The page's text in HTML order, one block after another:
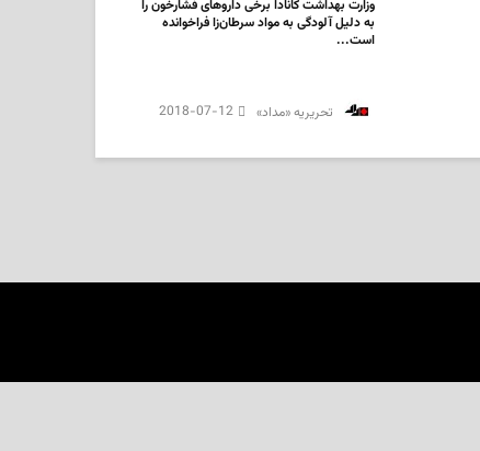
وزارت بهداشت کانادا برخی داروهای فشارخون را
به دلیل آلودگی به مواد سرطان‌زا فراخوانده
است...
‌ تحریریه «مداد» 2018-07-12